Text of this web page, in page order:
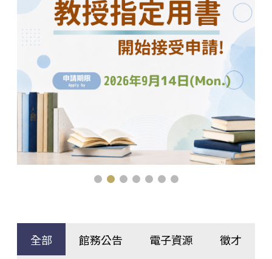
全部 館務公告 電子資源 徵才